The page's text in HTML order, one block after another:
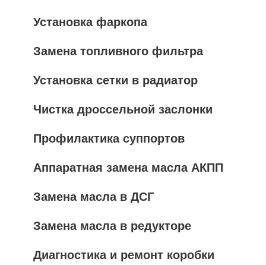
Установка фаркопа
Замена топливного фильтра
Установка сетки в радиатор
Чистка дроссельной заслонки
Профилактика суппортов
Аппаратная замена масла АКПП
Замена масла в ДСГ
Замена масла в редукторе
Диагностика и ремонт коробки